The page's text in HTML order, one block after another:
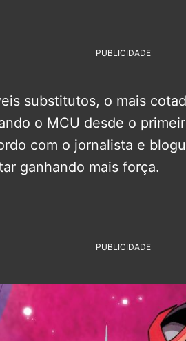
PUBLICIDADE
substitutos, o mais
o MCU desde o
com o jornalista e
ganhando mais força.
PUBLICIDADE